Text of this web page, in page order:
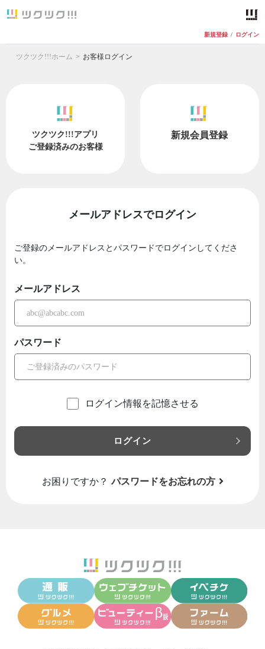
新規登録 / ログイン
ツクツク!!!ホーム お客様ログイン
ツクツク!!!アプリ
ご登録済みのお客様
新規会員登録
メールアドレスでログイン
ご登録のメールアドレスとパスワードでログインしてくださ
い。
メールアドレス
パスワード
ログイン情報を記憶させる
ログイン
お困りですか？ パスワードをお忘れの方